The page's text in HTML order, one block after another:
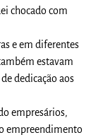
chocado com
e em diferentes
estavam
dedicação aos
empresários,
empreendimento